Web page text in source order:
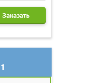
Заказать